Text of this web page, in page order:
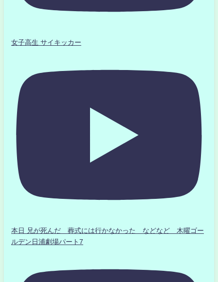
女子高生 サイキッカー
本日 兄が死んだ 葬式には行かなかった などなど 木曜ゴー
ルデン日浦劇場パート7